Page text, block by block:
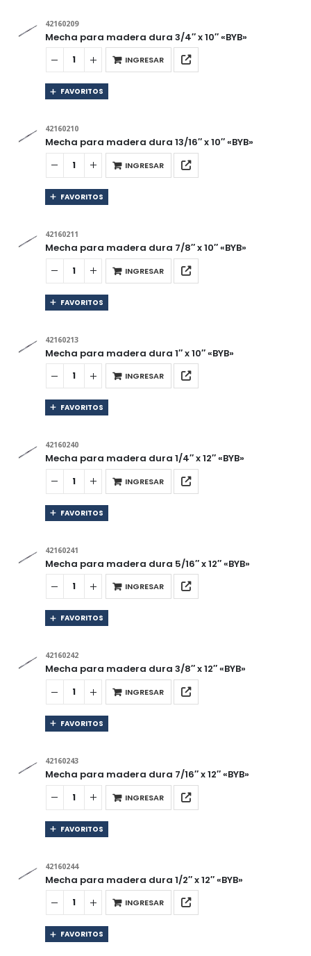
42160209
Mecha para madera dura 3/4″ x 10″ «BYB»
INGRESAR
FAVORITOS
42160210
Mecha para madera dura 13/16″ x 10″ «BYB»
INGRESAR
FAVORITOS
42160211
Mecha para madera dura 7/8″ x 10″ «BYB»
INGRESAR
FAVORITOS
42160213
Mecha para madera dura 1″ x 10″ «BYB»
INGRESAR
FAVORITOS
42160240
Mecha para madera dura 1/4″ x 12″ «BYB»
INGRESAR
FAVORITOS
42160241
Mecha para madera dura 5/16″ x 12″ «BYB»
INGRESAR
FAVORITOS
42160242
Mecha para madera dura 3/8″ x 12″ «BYB»
INGRESAR
FAVORITOS
42160243
Mecha para madera dura 7/16″ x 12″ «BYB»
INGRESAR
FAVORITOS
42160244
Mecha para madera dura 1/2″ x 12″ «BYB»
INGRESAR
FAVORITOS